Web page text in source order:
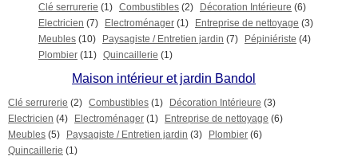
Clé serrurerie (1) Combustibles (2) Décoration Intérieure (6)
Electricien (7) Electroménager (1) Entreprise de nettoyage (3)
Meubles (10) Paysagiste / Entretien jardin (7) Pépiniériste (4)
Plombier (11) Quincaillerie (1)
Maison intérieur et jardin Bandol
Clé serrurerie (2) Combustibles (1) Décoration Intérieure (3)
Electricien (4) Electroménager (1) Entreprise de nettoyage (6)
Meubles (5) Paysagiste / Entretien jardin (3) Plombier (6)
Quincaillerie (1)